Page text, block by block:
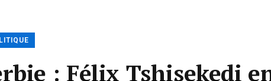
: Félix Tshisekedi